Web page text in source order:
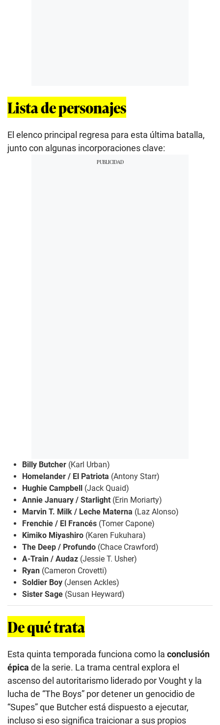
Lista de personajes
El elenco principal regresa para esta última batalla,
junto con algunas incorporaciones clave:
Billy Butcher (Karl Urban)
Homelander / El Patriota (Antony Starr)
Hughie Campbell (Jack Quaid)
Annie January / Starlight (Erin Moriarty)
Marvin T. Milk / Leche Materna (Laz Alonso)
Frenchie / El Francés (Tomer Capone)
Kimiko Miyashiro (Karen Fukuhara)
The Deep / Profundo (Chace Crawford)
A-Train / Audaz (Jessie T. Usher)
Ryan (Cameron Crovetti)
Soldier Boy (Jensen Ackles)
Sister Sage (Susan Heyward)
De qué trata
Esta quinta temporada funciona como la conclusión
épica de la serie. La trama central explora el
ascenso del autoritarismo liderado por Vought y la
lucha de “The Boys” por detener un genocidio de
“Supes” que Butcher está dispuesto a ejecutar,
incluso si eso significa traicionar a sus propios